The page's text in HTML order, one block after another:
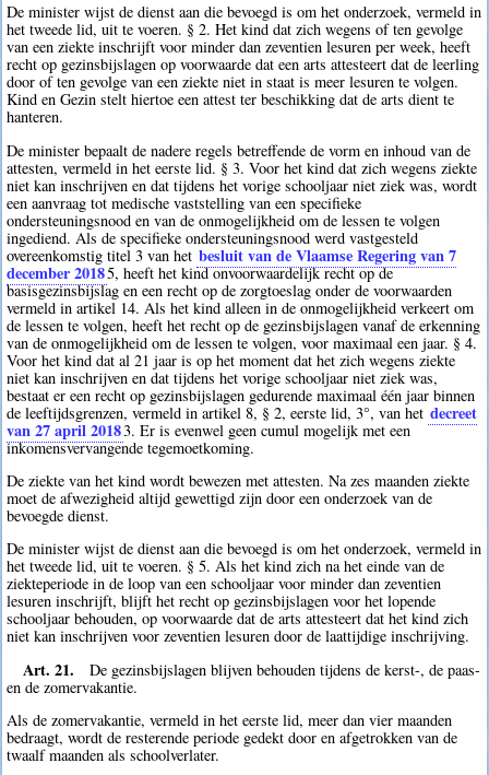
De minister wijst de dienst aan die bevoegd is om het onderzoek, vermeld in
het tweede lid, uit te voeren. § 2. Het kind dat zich wegens of ten gevolge
van een ziekte inschrijft voor minder dan zeventien lesuren per week, heeft
recht op gezinsbijslagen op voorwaarde dat een arts attesteert dat de leerling
door of ten gevolge van een ziekte niet in staat is meer lesuren te volgen.
Kind en Gezin stelt hiertoe een attest ter beschikking dat de arts dient te
hanteren.
De minister bepaalt de nadere regels betreffende de vorm en inhoud van de
attesten, vermeld in het eerste lid. § 3. Voor het kind dat zich wegens ziekte
niet kan inschrijven en dat tijdens het vorige schooljaar niet ziek was, wordt
een aanvraag tot medische vaststelling van een specifieke
ondersteuningsnood en van de onmogelijkheid om de lessen te volgen
ingediend. Als de specifieke ondersteuningsnood werd vastgesteld
overeenkomstig titel 3 van het besluit van de Vlaamse Regering van 7
december 20185, heeft het kind onvoorwaardelijk recht op de
basisgezinsbijslag en een recht op de zorgtoeslag onder de voorwaarden
vermeld in artikel 14. Als het kind alleen in de onmogelijkheid verkeert om
de lessen te volgen, heeft het recht op de gezinsbijslagen vanaf de erkenning
van de onmogelijkheid om de lessen te volgen, voor maximaal een jaar. § 4.
Voor het kind dat al 21 jaar is op het moment dat het zich wegens ziekte
niet kan inschrijven en dat tijdens het vorige schooljaar niet ziek was,
bestaat er een recht op gezinsbijslagen gedurende maximaal één jaar binnen
de leeftijdsgrenzen, vermeld in artikel 8, § 2, eerste lid, 3°, van het decreet
van 27 april 20183. Er is evenwel geen cumul mogelijk met een
inkomensvervangende tegemoetkoming.
De ziekte van het kind wordt bewezen met attesten. Na zes maanden ziekte
moet de afwezigheid altijd gewettigd zijn door een onderzoek van de
bevoegde dienst.
De minister wijst de dienst aan die bevoegd is om het onderzoek, vermeld in
het tweede lid, uit te voeren. § 5. Als het kind zich na het einde van de
ziekteperiode in de loop van een schooljaar voor minder dan zeventien
lesuren inschrijft, blijft het recht op gezinsbijslagen voor het lopende
schooljaar behouden, op voorwaarde dat de arts attesteert dat het kind zich
niet kan inschrijven voor zeventien lesuren door de laattijdige inschrijving.
Art. 21.
De gezinsbijslagen blijven behouden tijdens de kerst-, de paas-
en de zomervakantie.
Als de zomervakantie, vermeld in het eerste lid, meer dan vier maanden
bedraagt, wordt de resterende periode gedekt door en afgetrokken van de
twaalf maanden als schoolverlater.